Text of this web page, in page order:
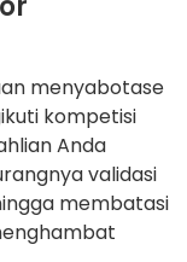
menyabotase
kompetisi
Anda
validasi
membatasi